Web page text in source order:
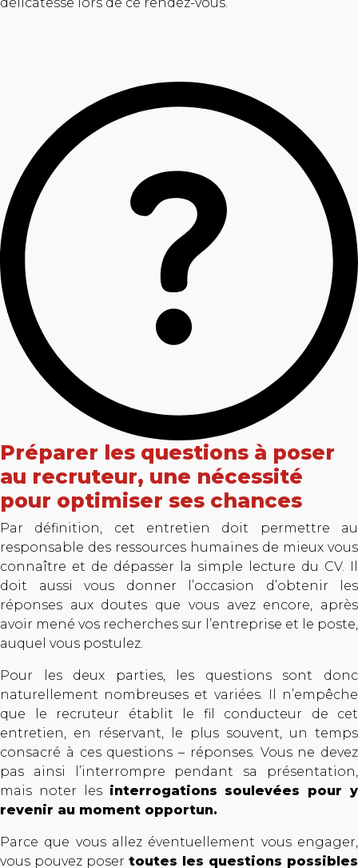
Préparer les questions à poser
au recruteur, une nécessité
pour optimiser ses chances
Par définition, cet entretien doit permettre au
responsable des ressources humaines de mieux vous
connaître et de dépasser la simple lecture du CV. Il
doit aussi vous donner l’occasion d’obtenir les
réponses aux doutes que vous avez encore, après
avoir mené vos recherches sur l’entreprise et le poste,
auquel vous postulez.
Pour les deux parties, les questions sont donc
naturellement nombreuses et variées. Il n’empêche
que le recruteur établit le fil conducteur de cet
entretien, en réservant, le plus souvent, un temps
consacré à ces questions – réponses. Vous ne devez
pas ainsi l’interrompre pendant sa présentation,
mais noter les interrogations soulevées pour y
revenir au moment opportun.
Parce que vous allez éventuellement vous engager,
vous pouvez poser toutes les questions possibles